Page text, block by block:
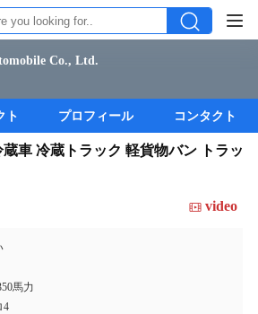
Co., Ltd.
ト プロフィール コンタクト
車 冷蔵トラック 軽貨物バン トラッ
video
馬力
4